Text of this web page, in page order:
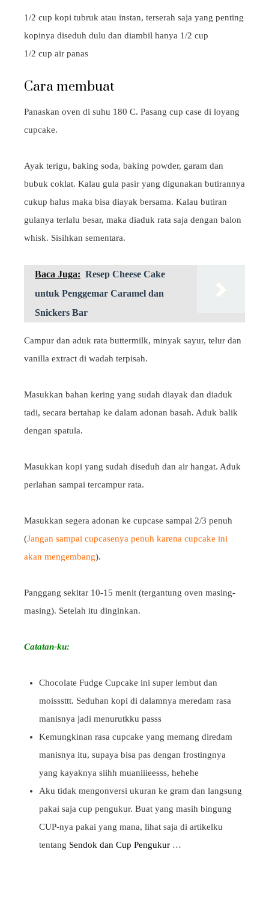
1/2 cup kopi tubruk atau instan, terserah saja yang penting
kopinya diseduh dulu dan diambil hanya 1/2 cup
1/2 cup air panas
Cara membuat
Panaskan oven di suhu 180 C. Pasang cup case di loyang
cupcake.
Ayak terigu, baking soda, baking powder, garam dan
bubuk coklat. Kalau gula pasir yang digunakan butirannya
cukup halus maka bisa diayak bersama. Kalau butiran
gulanya terlalu besar, maka diaduk rata saja dengan balon
whisk. Sisihkan sementara.
Baca Juga: Resep Cheese Cake
untuk Penggemar Caramel dan
Snickers Bar
Campur dan aduk rata buttermilk, minyak sayur, telur dan
vanilla extract di wadah terpisah.
Masukkan bahan kering yang sudah diayak dan diaduk
tadi, secara bertahap ke dalam adonan basah. Aduk balik
dengan spatula.
Masukkan kopi yang sudah diseduh dan air hangat. Aduk
perlahan sampai tercampur rata.
Masukkan segera adonan ke cupcase sampai 2/3 penuh
(Jangan sampai cupcasenya penuh karena cupcake ini
akan mengembang).
Panggang sekitar 10-15 menit (tergantung oven masing-
masing). Setelah itu dinginkan.
Catatan-ku:
Chocolate Fudge Cupcake ini super lembut dan
moisssttt. Seduhan kopi di dalamnya meredam rasa
manisnya jadi menurutkku passs
Kemungkinan rasa cupcake yang memang diredam
manisnya itu, supaya bisa pas dengan frostingnya
yang kayaknya siihh muaniiieesss, hehehe
Aku tidak mengonversi ukuran ke gram dan langsung
pakai saja cup pengukur. Buat yang masih bingung
CUP-nya pakai yang mana, lihat saja di artikelku
tentang Sendok dan Cup Pengukur …